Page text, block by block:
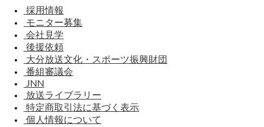
採用情報
モニター募集
会社見学
後援依頼
大分放送文化・スポーツ振興財団
番組審議会
JNN
放送ライブラリー
特定商取引法に基づく表示
個人情報について